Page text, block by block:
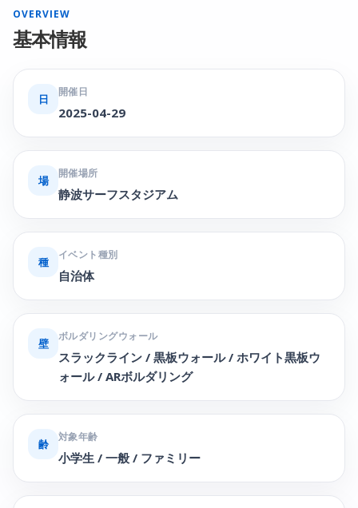
OVERVIEW
基本情報
日
開催日
2025-04-29
場
開催場所
静波サーフスタジアム
種
イベント種別
自治体
壁
ボルダリングウォール
スラックライン / 黒板ウォール / ホワイト黒板ウ
ォール / ARボルダリング
齢
対象年齢
小学生 / 一般 / ファミリー